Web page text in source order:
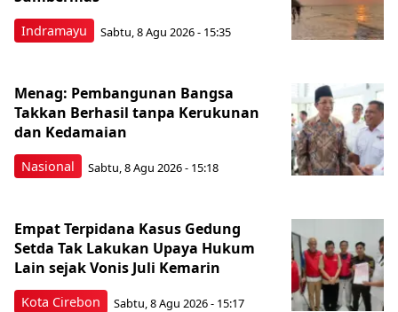
Indramayu Sabtu, 8 Agu 2026 - 15:35
Nasional
Menag: Pembangunan Bangsa
Takkan Berhasil tanpa Kerukunan
dan Kedamaian
Sabtu, 8 Agu 2026 - 15:18
Kota Cirebon
Empat Terpidana Kasus Gedung
Setda Tak Lakukan Upaya Hukum
Lain sejak Vonis Juli Kemarin
Sabtu, 8 Agu 2026 - 15:17